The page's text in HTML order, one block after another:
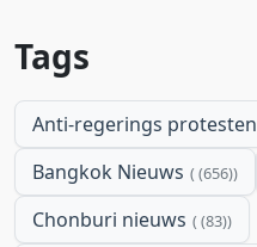
Tags
Anti-regerings protesten
Bangkok Nieuws (656)
Chonburi nieuws (83)